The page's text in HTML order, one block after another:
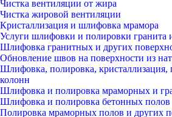
Чистка вентиляции от жира
Чистка жировой вентиляции
Кристаллизация и шлифовка мрамора
Услуги шлифовки и полировки гранита
Шлифовка гранитных и других
Обновление швов на поверхности из
Шлифовка, полировка, кристаллизация,
колонн
Шлифовка и полировка мраморных и
Шлифовка и полировка бетонных полов
Полировка мраморных полов и других